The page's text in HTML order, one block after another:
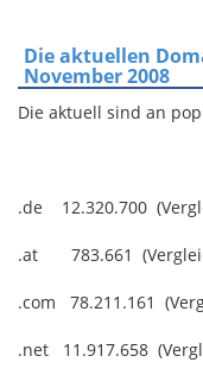
Die aktuellen
November 2008
Die aktuell sind an
.de 12.320.700
.at 783.661
.com 78.211.161
.net 11.917.658